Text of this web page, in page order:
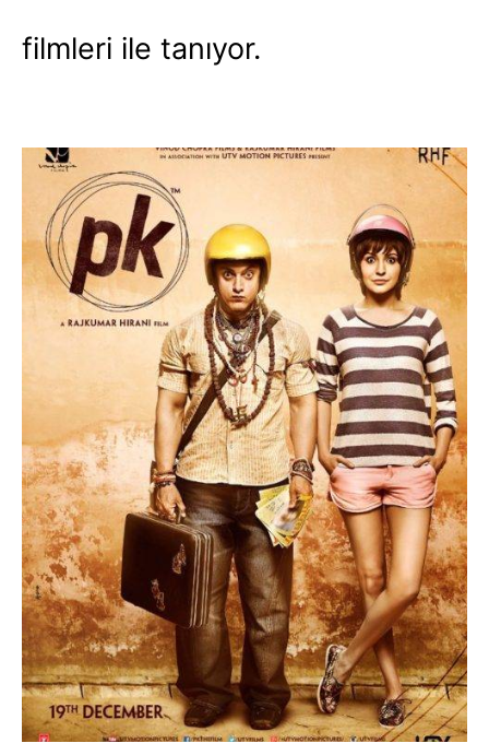
filmleri ile tanıyor.